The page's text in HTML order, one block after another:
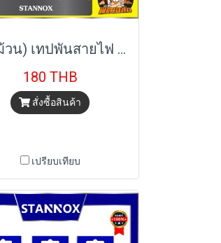
(10 ม้วน) เทปพันสายไฟ 10 เมตร STANNOX
180 THB
สั่งซื้อสินค้า
เปรียบเทียบ